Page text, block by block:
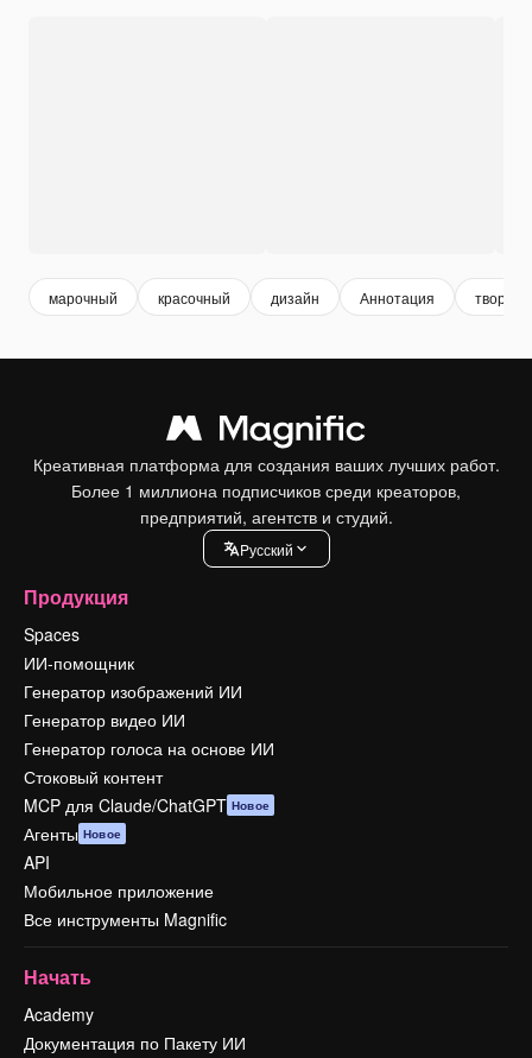
марочный красочный дизайн Аннотация
Креативная платформа для создания ваших лучших работ.
Более 1 миллиона подписчиков среди креаторов,
предприятий, агентств и студий.
Pусский
Продукция
Spaces
ИИ-помощник
Генератор изображений ИИ
Генератор видео ИИ
Генератор голоса на основе ИИ
Стоковый контент
MCP для Claude/ChatGPT Новое
Агенты Новое
API
Мобильное приложение
Все инструменты Magnific
Начать
Academy
Документация по Пакету ИИ